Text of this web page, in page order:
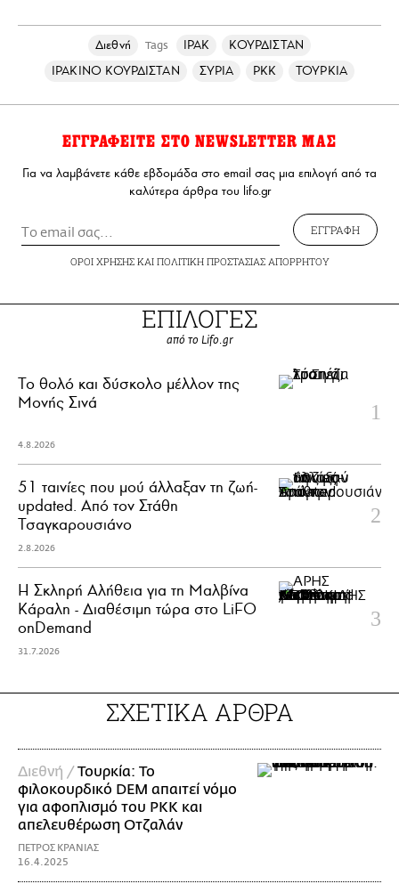
Διεθνή Tags ΙΡΑΚ
ΚΟΥΡΔΙΣΤΑΝ
ΙΡΑΚΙΝΟ ΚΟΥΡΔΙΣΤΑΝ
ΣΥΡΙΑ PKK ΤΟΥΡΚΙΑ
ΕΓΓΡΑΦΕΙΤΕ ΣΤΟ NEWSLETTER ΜΑΣ
Για να λαμβάνετε κάθε εβδομάδα στο email σας μια επιλογή από τα
καλύτερα άρθρα του lifo.gr
ΕΓΓΡΑΦΗ
ΟΡΟΙ ΧΡΗΣΗΣΚΑΙ ΠΟΛΙΤΙΚΗ ΠΡΟΣΤΑΣΙΑΣ ΑΠΟΡΡΗΤΟΥ
ΕΠΙΛΟΓΕΣ
από το Lifo.gr
Το θολό και δύσκολο μέλλον της
Μονής Σινά
4.8.2026
51 ταινίες που μού άλλαξαν τη ζωή-
updated. Aπό τον Στάθη
Τσαγκαρουσιάνο
2.8.2026
Η Σκληρή Αλήθεια για τη Μαλβίνα
Κάραλη - Διαθέσιμη τώρα στo LiFO
onDemand
31.7.2026
ΣΧΕΤΙΚΑ ΑΡΘΡΑ
Διεθνή /Τουρκία: Το
φιλοκουρδικό DEM απαιτεί νόμο
για αφοπλισμό του PKK και
απελευθέρωση Οτζαλάν
ΠΕΤΡΟΣ ΚΡΑΝΙΑΣ
16.4.2025